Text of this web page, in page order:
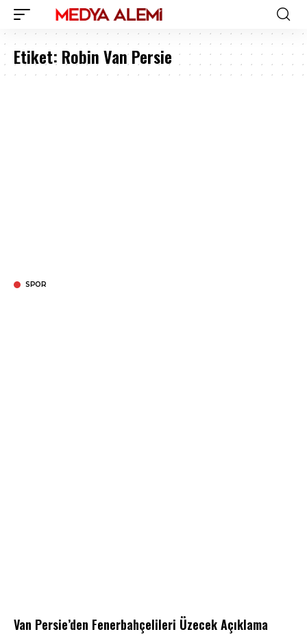
Etiket: Robin Van Persie
SPOR
Van Persie’den Fenerbahçelileri Üzecek Açıklama